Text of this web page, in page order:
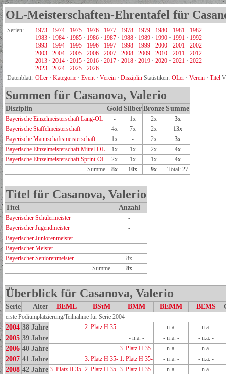
OL-Meisterschaften-Ehrentafel für
Serien: 1973 · 1974 · 1975 · 1976 · 1977 · 1978 · 1979 · 1980 · 1981 · 1982
1983 · 1984 · 1985 · 1986 · 1987 · 1988 · 1989 · 1990 · 1991 · 1992
1993 · 1994 · 1995 · 1996 · 1997 · 1998 · 1999 · 2000 · 2001 · 2002
2003 · 2004 · 2005 · 2006 · 2007 · 2008 · 2009 · 2010 · 2011 · 2012
2013 · 2014 · 2015 · 2016 · 2017 · 2018 · 2019 · 2020 · 2021 · 2022
2023 · 2024 · 2025 · 2026
Datenblatt: OLer · Kategorie · Event· Verein · Disziplin Statistiken: OLer · Verein · Titel
Summen für Casanova, Valerio
Disziplin Gold Silber Bronze Summe
Bayerische Einzelmeisterschaft Lang-OL - 1x 2x
3x
Bayerische Staffelmeisterschaft
4x 7x 2x
13x
Bayerische Mannschaftsmeisterschaft
1x - 2x
3x
Bayerische Einzelmeisterschaft Mittel-OL
1x 1x 2x
4x
Bayerische Einzelmeisterschaft Sprint-OL
2x 1x 1x
4x
Summe
8x 10x 9x Total: 27
Titel für Casanova, Valerio
Titel Anzahl
Bayerischer Schülermeister
-
Bayerischer Jugendmeister
-
Bayerischer Juniorenmeister
-
Bayerischer Meister
-
Bayerischer Seniorenmeister
8x
Summe
8x
Überblick für Casanova, Valerio
Serie Alter BEML BStM BMM BEMM BEMS
erste Podiumplatzierung/Teilnahme für Serie 2004
2004 38 Jahre 2. Platz H 35- - n.a. - - n.a. -
2005 39 Jahre - n.a. - - n.a. - - n.a. -
2006 40 Jahre 3. Platz H 35- - n.a. - - n.a. -
2007 41 Jahre 3. Platz H 35- 1. Platz H 35- - n.a. - - n.a. -
2008 42 Jahre 3. Platz H 35- 2. Platz H 35- 3. Platz H 35- - n.a. - - n.a. -